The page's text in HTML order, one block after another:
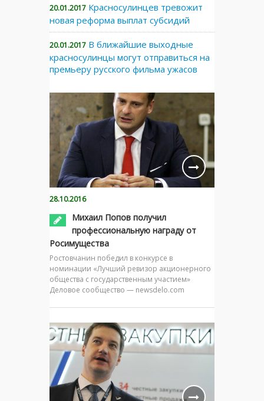
20.01.2017 Красносулинцев тревожит
новая реформа выплат субсидий
20.01.2017 В ближайшие выходные
красносулинцы могут отправиться на
премьеру русского фильма ужасов
28.10.2016
Михаил Попов получил
профессиональную награду от
Росимущества
Ростовчанин победил в конкурсе в
номинации «Лучший ревизор акционерного
общества с государственным участием»
Деловое сообщество — newsdelo.com